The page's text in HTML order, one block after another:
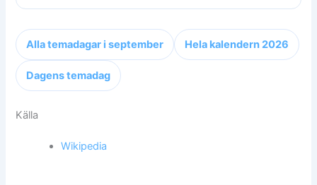
Alla temadagar i september Hela kalendern 2026
Dagens temadag
Källa
Wikipedia